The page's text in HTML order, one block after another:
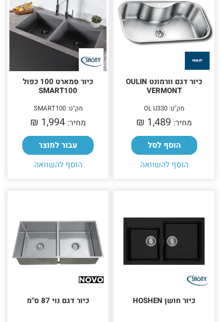
כיור דגם וורמונט OULIN
VERMONT
מק"ט: OL U330
מחיר: 1,489 ₪‎
הוסף לסל
הוסף להשוואה
כיור סמארט 100 כפול
SMART100
מק"ט: SMART100
מחיר: 1,994 ₪‎
עבור למוצר
הוסף להשוואה
כיור חושן HOSHEN כיור דגם נוי 87 ס"מ